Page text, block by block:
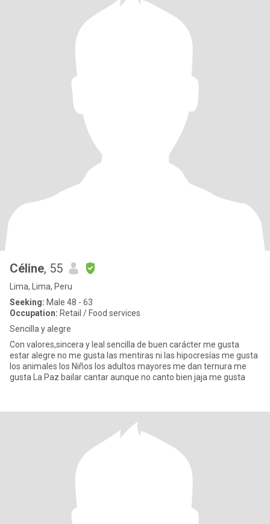
Céline, 55
Lima, Lima, Peru
Seeking: Male 48 - 63
Occupation: Retail / Food services
Sencilla y alegre
Con valores,sincera y leal sencilla de buen carácter me gusta
estar alegre no me gusta las mentiras ni las hipocresías me gusta
los animales los Niños los adultos mayores me dan ternura me
gusta La Paz bailar cantar aunque no canto bien jaja me gusta